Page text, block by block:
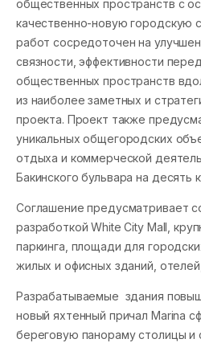
общественных пространств с
качественно-новую городскую
работ сосредоточен на
связности, эффективности
общественных пространств
из наиболее заметных и
проекта. Проект также
уникальных общегородских
отдыха и коммерческой
Бакинского бульвара на десять
Соглашение предусматривает
разработкой White City Mall,
паркинга, площади для
жилых и офисных зданий,
Разрабатываемые здания
новый яхтенный причал Marina
береговую панораму столицы и